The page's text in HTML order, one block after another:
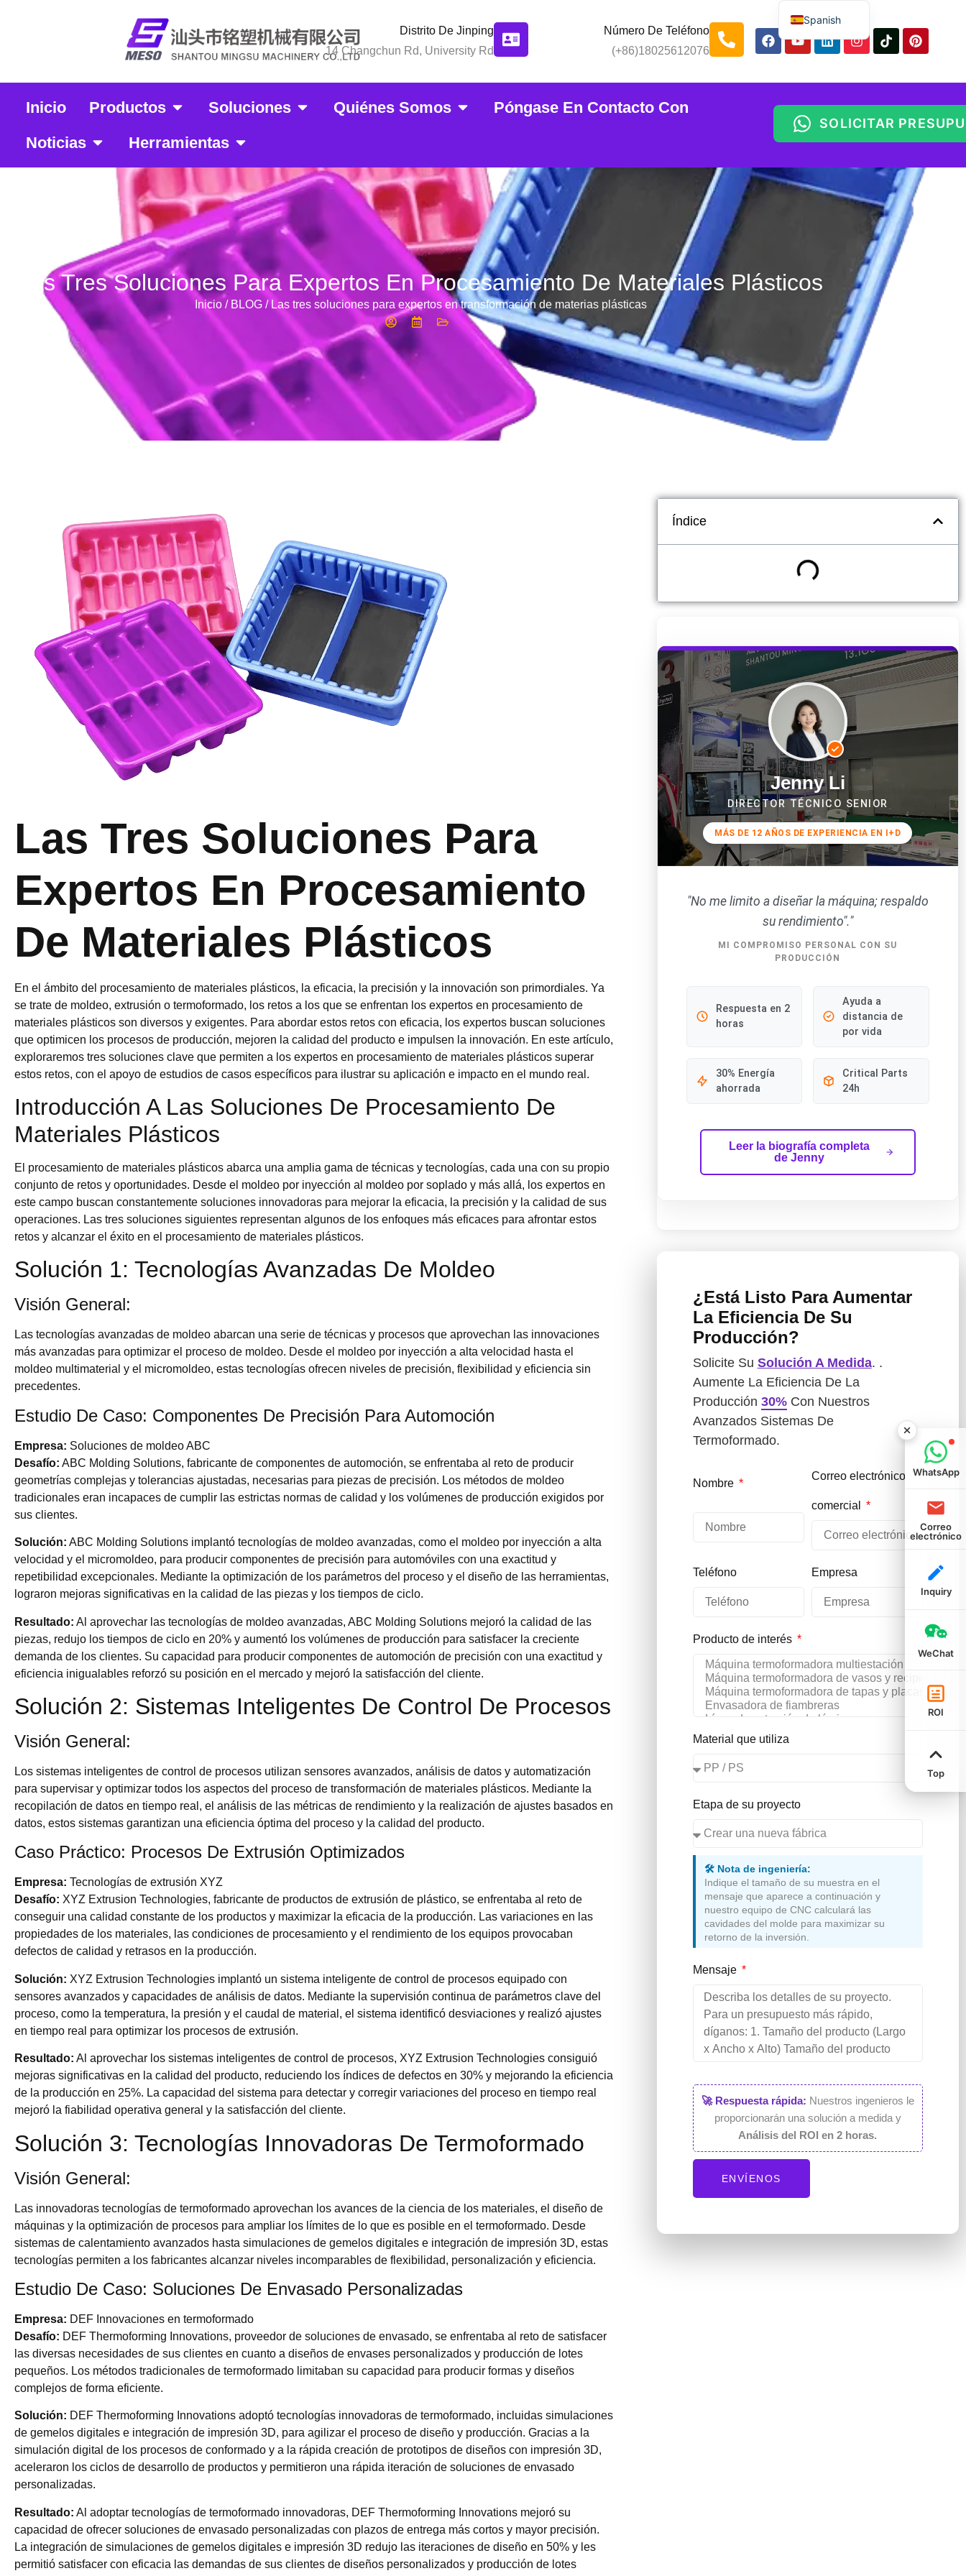
Distrito De Jinping
14 Changchun Rd, University Rd
Número De Teléfono
(+86)18025612076
Inicio Productos Soluciones Quiénes Somos
Póngase En Contacto Con
Noticias
Herramientas
SOLICITAR
Las Tres Soluciones Para Expertos En Procesamiento De Materiales Plásticos
Inicio/ BLOG/ Las tres soluciones para expertos en transformación de materias plásticas
Las Tres Soluciones Para
Expertos En Procesamiento
De Materiales Plásticos
En el ámbito del procesamiento de materiales plásticos, la eficacia, la precisión y la innovación son primordiales. Ya
se trate de moldeo, extrusión o termoformado, los retos a los que se enfrentan los expertos en procesamiento de
materiales plásticos son diversos y exigentes. Para abordar estos retos con eficacia, los expertos buscan soluciones
que optimicen los procesos de producción, mejoren la calidad del producto e impulsen la innovación. En este artículo,
exploraremos tres soluciones clave que permiten a los expertos en procesamiento de materiales plásticos superar
estos retos, con el apoyo de estudios de casos específicos para ilustrar su aplicación e impacto en el mundo real.
Introducción A Las Soluciones De Procesamiento De
Materiales Plásticos
El procesamiento de materiales plásticos abarca una amplia gama de técnicas y tecnologías, cada una con su propio
conjunto de retos y oportunidades. Desde el moldeo por inyección al moldeo por soplado y más allá, los expertos en
este campo buscan constantemente soluciones innovadoras para mejorar la eficacia, la precisión y la calidad de sus
operaciones. Las tres soluciones siguientes representan algunos de los enfoques más eficaces para afrontar estos
retos y alcanzar el éxito en el procesamiento de materiales plásticos.
Solución 1: Tecnologías Avanzadas De Moldeo
Visión General:
Las tecnologías avanzadas de moldeo abarcan una serie de técnicas y procesos que aprovechan las innovaciones
más avanzadas para optimizar el proceso de moldeo. Desde el moldeo por inyección a alta velocidad hasta el
moldeo multimaterial y el micromoldeo, estas tecnologías ofrecen niveles de precisión, flexibilidad y eficiencia sin
precedentes.
Estudio De Caso: Componentes De Precisión Para Automoción
Empresa: Soluciones de moldeo ABC
Desafío: ABC Molding Solutions, fabricante de componentes de automoción, se enfrentaba al reto de producir
geometrías complejas y tolerancias ajustadas, necesarias para piezas de precisión. Los métodos de moldeo
tradicionales eran incapaces de cumplir las estrictas normas de calidad y los volúmenes de producción exigidos por
sus clientes.
Solución: ABC Molding Solutions implantó tecnologías de moldeo avanzadas, como el moldeo por inyección a alta
velocidad y el micromoldeo, para producir componentes de precisión para automóviles con una exactitud y
repetibilidad excepcionales. Mediante la optimización de los parámetros del proceso y el diseño de las herramientas,
lograron mejoras significativas en la calidad de las piezas y los tiempos de ciclo.
Resultado: Al aprovechar las tecnologías de moldeo avanzadas, ABC Molding Solutions mejoró la calidad de las
piezas, redujo los tiempos de ciclo en 20% y aumentó los volúmenes de producción para satisfacer la creciente
demanda de los clientes. Su capacidad para producir componentes de automoción de precisión con una exactitud y
eficiencia inigualables reforzó su posición en el mercado y mejoró la satisfacción del cliente.
Solución 2: Sistemas Inteligentes De Control De Procesos
Visión General:
Los sistemas inteligentes de control de procesos utilizan sensores avanzados, análisis de datos y automatización
para supervisar y optimizar todos los aspectos del proceso de transformación de materiales plásticos. Mediante la
recopilación de datos en tiempo real, el análisis de las métricas de rendimiento y la realización de ajustes basados en
datos, estos sistemas garantizan una eficiencia óptima del proceso y la calidad del producto.
Caso Práctico: Procesos De Extrusión Optimizados
Empresa: Tecnologías de extrusión XYZ
Desafío: XYZ Extrusion Technologies, fabricante de productos de extrusión de plástico, se enfrentaba al reto de
conseguir una calidad constante de los productos y maximizar la eficacia de la producción. Las variaciones en las
propiedades de los materiales, las condiciones de procesamiento y el rendimiento de los equipos provocaban
defectos de calidad y retrasos en la producción.
Solución: XYZ Extrusion Technologies implantó un sistema inteligente de control de procesos equipado con
sensores avanzados y capacidades de análisis de datos. Mediante la supervisión continua de parámetros clave del
proceso, como la temperatura, la presión y el caudal de material, el sistema identificó desviaciones y realizó ajustes
en tiempo real para optimizar los procesos de extrusión.
Resultado: Al aprovechar los sistemas inteligentes de control de procesos, XYZ Extrusion Technologies consiguió
mejoras significativas en la calidad del producto, reduciendo los índices de defectos en 30% y mejorando la eficiencia
de la producción en 25%. La capacidad del sistema para detectar y corregir variaciones del proceso en tiempo real
mejoró la fiabilidad operativa general y la satisfacción del cliente.
Solución 3: Tecnologías Innovadoras De Termoformado
Visión General:
Las innovadoras tecnologías de termoformado aprovechan los avances de la ciencia de los materiales, el diseño de
máquinas y la optimización de procesos para ampliar los límites de lo que es posible en el termoformado. Desde
sistemas de calentamiento avanzados hasta simulaciones de gemelos digitales e integración de impresión 3D, estas
tecnologías permiten a los fabricantes alcanzar niveles incomparables de flexibilidad, personalización y eficiencia.
Estudio De Caso: Soluciones De Envasado Personalizadas
Empresa: DEF Innovaciones en termoformado
Desafío: DEF Thermoforming Innovations, proveedor de soluciones de envasado, se enfrentaba al reto de satisfacer
las diversas necesidades de sus clientes en cuanto a diseños de envases personalizados y producción de lotes
pequeños. Los métodos tradicionales de termoformado limitaban su capacidad para producir formas y diseños
complejos de forma eficiente.
Solución: DEF Thermoforming Innovations adoptó tecnologías innovadoras de termoformado, incluidas simulaciones
de gemelos digitales e integración de impresión 3D, para agilizar el proceso de diseño y producción. Gracias a la
simulación digital de los procesos de conformado y a la rápida creación de prototipos de diseños con impresión 3D,
aceleraron los ciclos de desarrollo de productos y permitieron una rápida iteración de soluciones de envasado
personalizadas.
Resultado: Al adoptar tecnologías de termoformado innovadoras, DEF Thermoforming Innovations mejoró su
capacidad de ofrecer soluciones de envasado personalizadas con plazos de entrega más cortos y mayor precisión.
La integración de simulaciones de gemelos digitales e impresión 3D redujo las iteraciones de diseño en 50% y les
permitió satisfacer con eficacia las demandas de sus clientes de diseños personalizados y producción de lotes
Índice
Jenny Li
DIRECTOR TÉCNICO SENIOR
MÁS DE 12 AÑOS DE EXPERIENCIA EN I+D
"No me limito a diseñar la máquina; respaldo
su rendimiento"."
MI COMPROMISO PERSONAL CON SU
PRODUCCIÓN
Respuesta en 2
horas
Ayuda a
distancia de
por vida
30% Energía
ahorrada
Critical Parts
24h
Leer la biografía completa
de Jenny
¿Está Listo Para Aumentar
La Eficiencia De Su
Producción?
Solicite Su Solución A Medida. .
Aumente La Eficiencia De La
Producción 30%Con Nuestros
Avanzados Sistemas De
Termoformado.
Nombre
Correo electrónico
comercial
Teléfono Empresa
Producto de interés
Material que utiliza
Etapa de su proyecto
🛠️ Nota de ingeniería:
Indique el tamaño de su muestra en el
mensaje que aparece a continuación y
nuestro equipo de CNC calculará las
cavidades del molde para maximizar su
retorno de la inversión.
Mensaje
🚀 Respuesta rápida: Nuestros ingenieros le
proporcionarán una solución a medida y
Análisis del ROI en 2 horas.
ENVÍENOS
WhatsApp
Correo
electrónico
Inquiry
WeChat
ROI
Top
Spanish
English
Portuguese
Chinese